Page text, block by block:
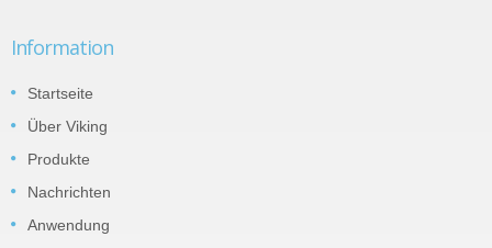
Information
Startseite
Über Viking
Produkte
Nachrichten
Anwendung